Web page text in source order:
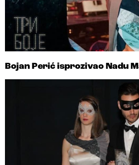
Bojan Perić isprozivao Nadu